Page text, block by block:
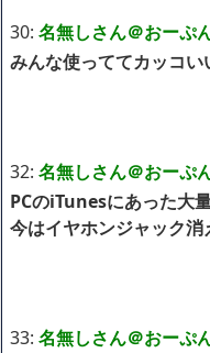
30: 名無しさん＠おーぷ
みんな使っててカッコい
32: 名無しさん＠おーぷ
PCのiTunesにあった大
今はイヤホンジャック
33: 名無しさん＠おーぷ